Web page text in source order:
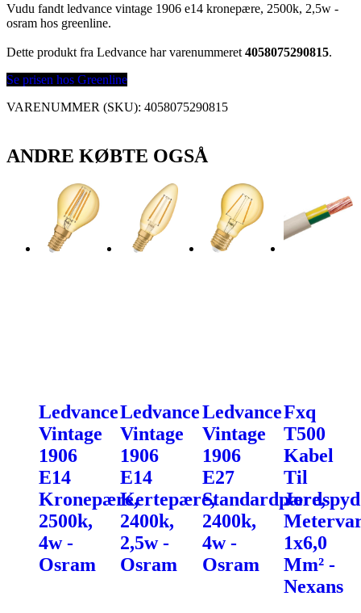
Vudu fandt ledvance vintage 1906 e14 kronepære, 2500k, 2,5w -
osram hos greenline.
Dette produkt fra Ledvance har varenummeret 4058075290815.
Se prisen hos Greenline
VARENUMMER (SKU): 4058075290815
ANDRE KØBTE OGSÅ
Ledvance
Vintage
1906
E14
Kronepære,
2500k,
4w -
Osram
Ledvance
Vintage
1906
E14
Kertepære,
2400k,
2,5w -
Osram
Ledvance
Vintage
1906
E27
Standardpære,
2400k,
4w -
Osram
Fxq
T500
Kabel
Til
Jordspyd
1x6,0
Mm² -
Nexans